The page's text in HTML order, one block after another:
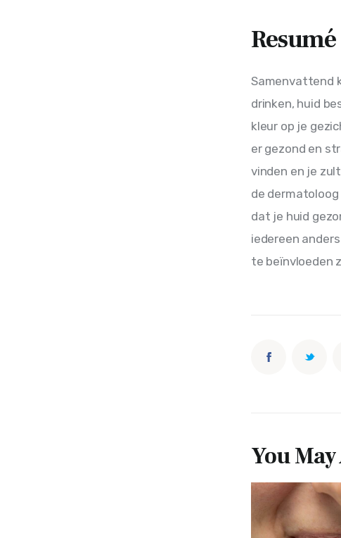
Resumé
Samenvattend
drinken, huid
kleur op je
er gezond en
vinden en je
de
dat je huid
iedereen
te beïnvloeden
You